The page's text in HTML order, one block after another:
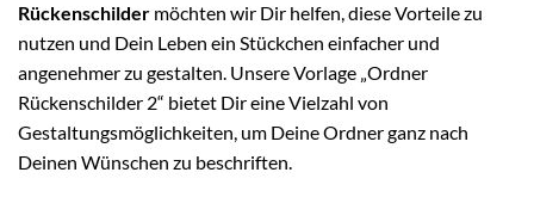
Rückenschilder möchten wir Dir helfen, diese Vorteile zu
nutzen und Dein Leben ein Stückchen einfacher und
angenehmer zu gestalten. Unsere Vorlage „Ordner
Rückenschilder 2“ bietet Dir eine Vielzahl von
Gestaltungsmöglichkeiten, um Deine Ordner ganz nach
Deinen Wünschen zu beschriften.